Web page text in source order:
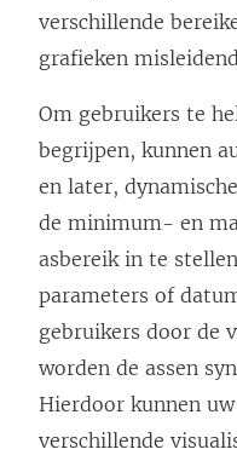
verschillende
grafieken
Om gebruikers te
begrijpen, kunnen
en later,
de minimum- en
asbereik in te
parameters of
gebruikers door de
worden de assen
Hierdoor kunnen
verschillende